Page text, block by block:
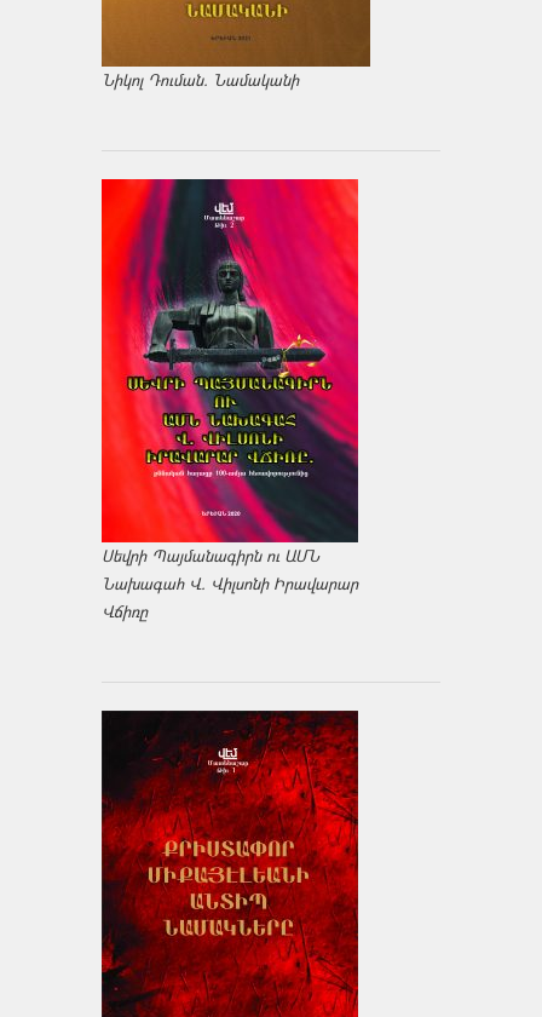
Նիկոլ Դուման. Նամականի
Սեվրի Պայմանագիրն ու ԱՄՆ
Նախագահ Վ. Վիլսոնի Իրավարար
Վճիռը